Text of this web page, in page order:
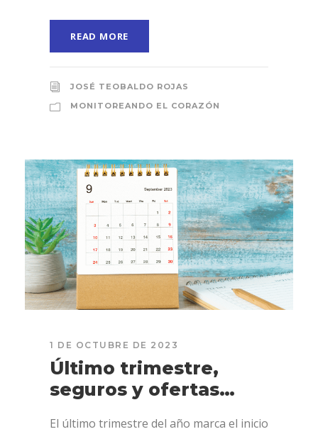
READ MORE
JOSÉ TEOBALDO ROJAS
MONITOREANDO EL CORAZÓN
1 DE OCTUBRE DE 2023
Último trimestre,
seguros y ofertas…
El último trimestre del año marca el inicio